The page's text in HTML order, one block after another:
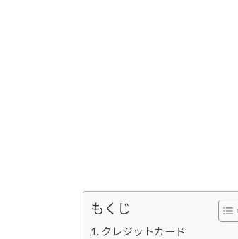
もくじ
クレジットカード